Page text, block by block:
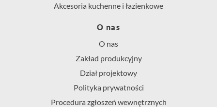
Akcesoria kuchenne i łazienkowe
O nas
O nas
Zakład produkcyjny
Dział projektowy
Polityka prywatności
Procedura zgłoszeń wewnętrznych